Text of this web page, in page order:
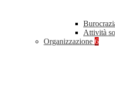
Attività
Organizzazione 6